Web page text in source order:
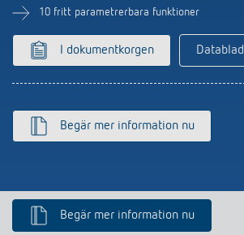
10 fritt parametrerbara funktioner
I dokumentkorgen Datablad
Begär mer information nu
Begär mer information nu